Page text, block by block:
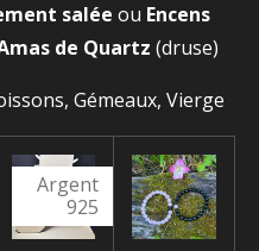
salée ou Encens
de Quartz (druse)
Gémeaux, Vierge
Argent
925